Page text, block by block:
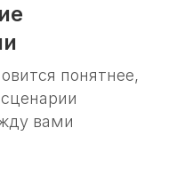
понятнее,
вами